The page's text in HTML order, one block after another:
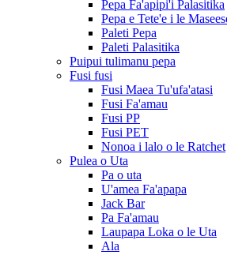
Pepa Fa'apipi'i Palasitika
Pepa e Tete'e i le
Paleti Pepa
Paleti Palasitika
Puipui tulimanu pepa
Fusi fusi
Fusi Maea Tu'ufa'atasi
Fusi Fa'amau
Fusi PP
Fusi PET
Nonoa i lalo o le Ratchet
Pulea o Uta
Pa o uta
U'amea Fa'apapa
Jack Bar
Pa Fa'amau
Laupapa Loka o le Uta
Ala